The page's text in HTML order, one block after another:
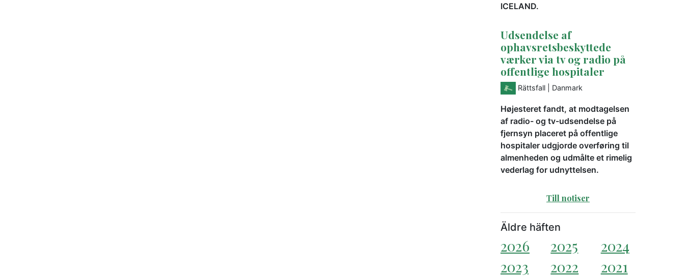
ICELAND.
Udsendelse af
ophavsretsbeskyttede
værker via tv og radio på
offentlige hospitaler
Rättsfall | Danmark
Højesteret fandt, at modtagelsen
af radio- og tv-udsendelse på
fjernsyn placeret på offentlige
hospitaler udgjorde overføring til
almenheden og udmålte et rimelig
vederlag for udnyttelsen.
Till notiser
Äldre häften
2026 2025
2024
2023
2022
2021